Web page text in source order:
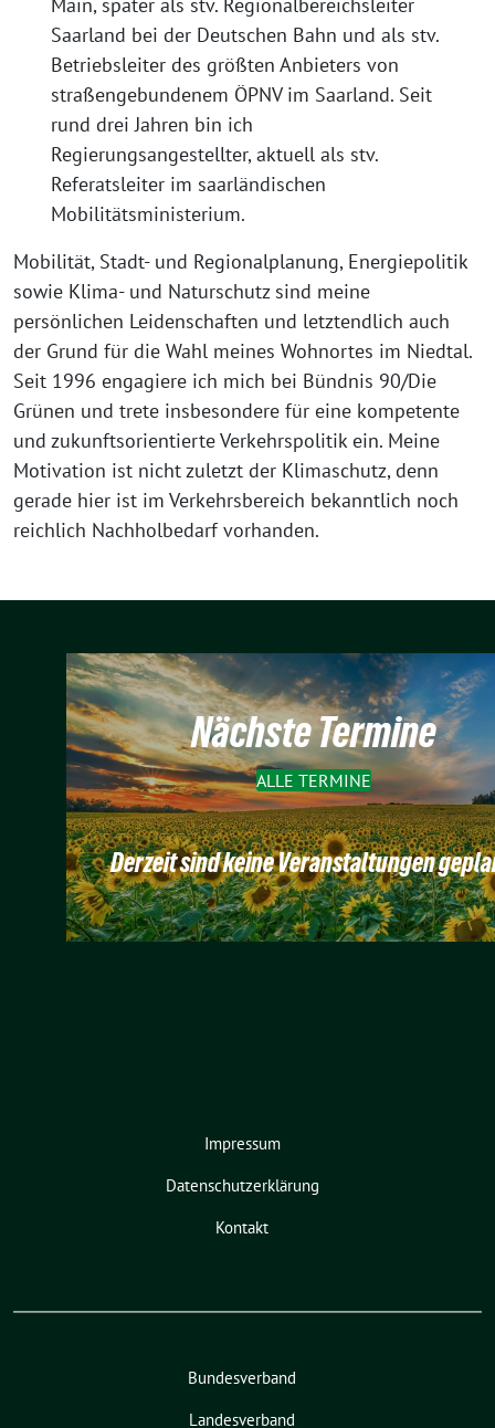
Main, später als stv. Regionalbereichsleiter
Saarland bei der Deutschen Bahn und als stv.
Betriebsleiter des größten Anbieters von
straßengebundenem ÖPNV im Saarland. Seit
rund drei Jahren bin ich
Regierungsangestellter, aktuell als stv.
Referatsleiter im saarländischen
Mobilitätsministerium.
Mobilität, Stadt- und Regionalplanung, Energiepolitik
sowie Klima- und Naturschutz sind meine
persönlichen Leidenschaften und letztendlich auch
der Grund für die Wahl meines Wohnortes im Niedtal.
Seit 1996 engagiere ich mich bei Bündnis 90/Die
Grünen und trete insbesondere für eine kompetente
und zukunftsorientierte Verkehrspolitik ein. Meine
Motivation ist nicht zuletzt der Klimaschutz, denn
gerade hier ist im Verkehrsbereich bekanntlich noch
reichlich Nachholbedarf vorhanden.
Nächste Termine
ALLE TERMINE
Derzeit sind keine Veranstaltungen
Impressum
Datenschutzerklärung
Kontakt
Bundesverband
Landesverband